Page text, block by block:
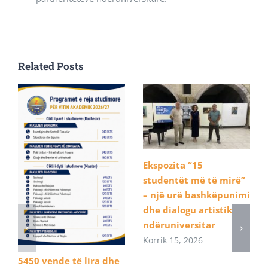
Related Posts
5450 vende të lira dhe
Ekspozita “15
studentët më të mirë”
– një urë bashkëpunimi
dhe dialogu artistik
ndëruniversitar
Korrik 15, 2026